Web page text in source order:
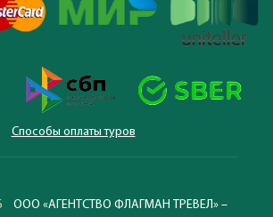
Способы оплаты туров
ООО «АГЕНТСТВО ФЛАГМАН ТРЕВЕЛ» –